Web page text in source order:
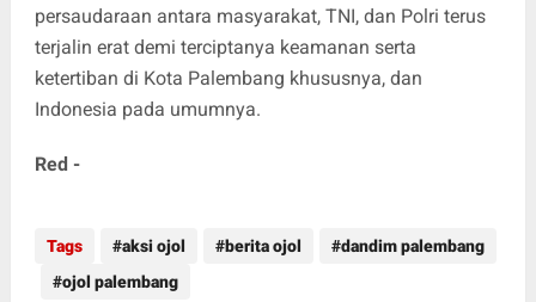
persaudaraan antara masyarakat, TNI, dan Polri terus
terjalin erat demi terciptanya keamanan serta
ketertiban di Kota Palembang khususnya, dan
Indonesia pada umumnya.
Red -
Tags aksi ojol berita ojol
dandim palembang
ojol palembang